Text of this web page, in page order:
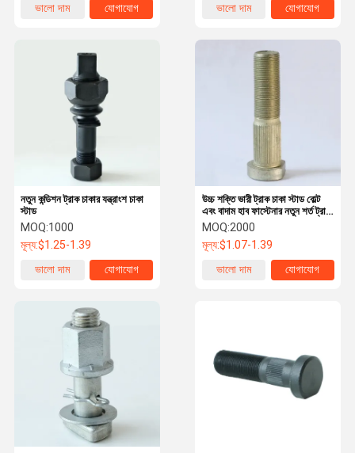
বাড়ি
ভালো দাম
যোগাযোগ
ভালো দাম
যোগাযোগ
উচ্চ শক্তি ভারী ট্রাক চাকা স্টাড বোল্ট
এবং বাদাম হাব ফাস্টেনার নতুন শর্ত ট্রাক
চাকা অংশ
MOQ:2000
মূল্য:$1.07-1.39
ভালো দাম
যোগাযোগ
নতুন কন্ডিশন ট্রাক চাকার যন্ত্রাংশ চাকা
স্টাড
MOQ:1000
মূল্য:$1.25-1.39
ভালো দাম
যোগাযোগ